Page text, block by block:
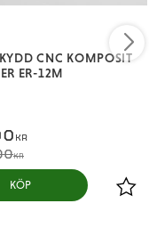
CNC KOMPOSIT
ER-12M
KR
KR
KÖP